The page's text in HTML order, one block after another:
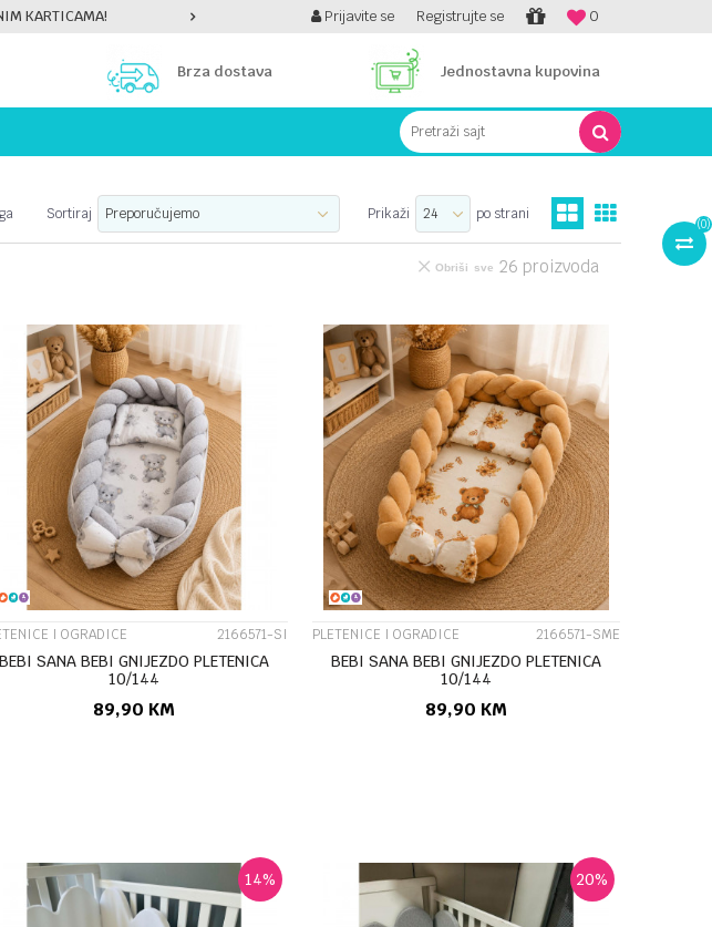
KARTICAMA! PLATI UNICREDIT KARTICOM NA RATE! 0
Prijavite se Registrujte se
Brza dostava Jednostavna kupovina
Pretraži sajt
(0)
Sortiraj Prikaži po strani
26 proizvoda
Obriši sve
UPOREDI
I OGRADICE 2166571-SI
BEBI SANA BEBI GNIJEZDO PLETENICA
10/144
89,90 KM
UPOREDI
PLETENICE I OGRADICE 2166571-SME
BEBI SANA BEBI GNIJEZDO PLETENICA
10/144
89,90 KM
14% 20%